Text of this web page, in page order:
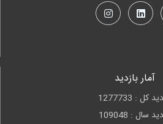
آمار بازدید
کل : 1277733
سال : 109048